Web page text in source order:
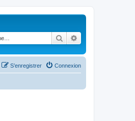
Rechercher
Connexion
S’enregistrer